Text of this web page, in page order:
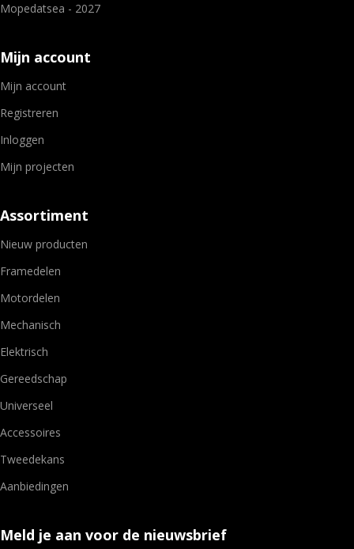
Mopedatsea - 2027
Mijn account
Mijn account
Registreren
Inloggen
Mijn projecten
Assortiment
Nieuw producten
Framedelen
Motordelen
Mechanisch
Elektrisch
Gereedschap
Universeel
Accessoires
Tweedekans
Aanbiedingen
Meld je aan voor de nieuwsbrief